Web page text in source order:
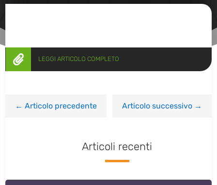
 LEGGI ARTICOLO COMPLETO
←Articolo precedente Articolo successivo→
Articoli recenti